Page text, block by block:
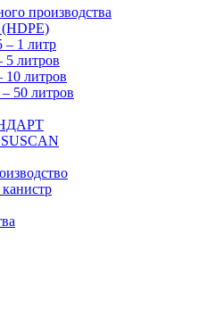
производства
– 1 литр
5 литров
10 литров
50 литров